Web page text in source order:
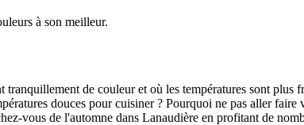
à son meilleur.
de couleur et où les températures sont
douces pour cuisiner ? Pourquoi ne pas aller
vous de l'automne dans Lanaudière en profitant de